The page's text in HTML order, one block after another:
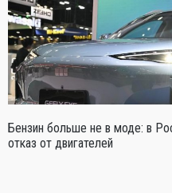
Бензин больше не в моде: в
отказ от двигателей